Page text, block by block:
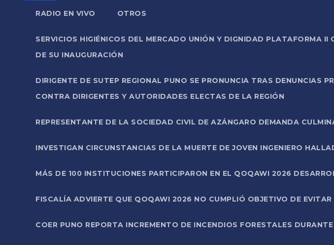
RADIO EN VIVO OTROS
SERVICIOS HIGIÉNICOS DEL MERCADO UNIÓN Y DIGNIDAD PLATAFORMA
DE SU INAUGURACIÓN
DIRIGENTE DE SUTEP REGIONAL PUNO SE PRONUNCIA TRAS DENUNCIAS
CONTRA DIRIGENTES Y AUTORIDADES ELECTAS DE LA REGIÓN
REPRESENTANTE DE LA SOCIEDAD CIVIL DE AZÁNGARO DEMANDA
INVESTIGAN CIRCUNSTANCIAS DE LA MUERTE DE JOVEN INGENIERO
MÁS DE 100 INSTITUCIONES PARTICIPARON EN EL QOQAWI 2026
FISCALÍA ADVIERTE QUE QOQAWI 2026 NO CUMPLIÓ OBJETIVO DE EVITAR
COER PUNO REPORTA INCREMENTO DE INCENDIOS FORESTALES